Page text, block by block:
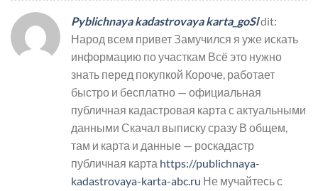
Pyblichnaya kadastrovaya karta_goSldit:
Народ всем привет Замучился я уже искать
информацию по участкам Всё это нужно
знать перед покупкой Короче, работает
быстро и бесплатно — официальная
публичная кадастровая карта с актуальными
данными Скачал выписку сразу В общем,
там и карта и данные — роскадастр
публичная карта https://publichnaya-
kadastrovaya-karta-abc.ru Не мучайтесь с